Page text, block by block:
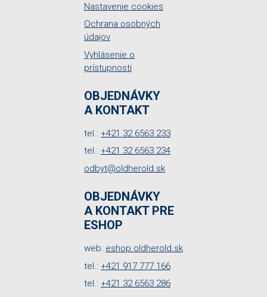
Nastavenie cookies
Ochrana osobných
údajov
Vyhlásenie o
prístupnosti
OBJEDNÁVKY
A KONTAKT
tel.: +421 32 6563 233
tel.: +421 32 6563 234
odbyt@oldherold.sk
OBJEDNÁVKY
A KONTAKT PRE
ESHOP
web: eshop.oldherold.sk
tel.: +421 917 777 166
tel.: +421 32 6563 286